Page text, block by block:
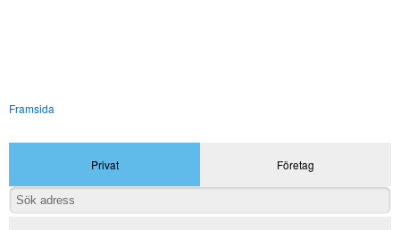
Framsida
Privat Företag